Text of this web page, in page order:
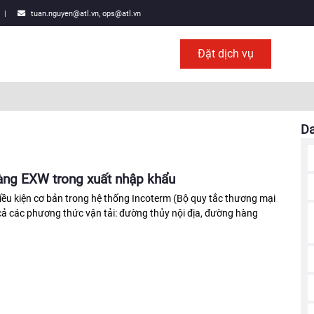
| tuan.nguyen@atl.vn, ops@atl.vn
Đặt dịch vụ
EXW trong xuất nhập khẩu
kiện cơ bản trong hệ thống Incoterm (Bộ quy tắc thương mại
các phương thức vận tải: đường thủy nội địa, đường hàng